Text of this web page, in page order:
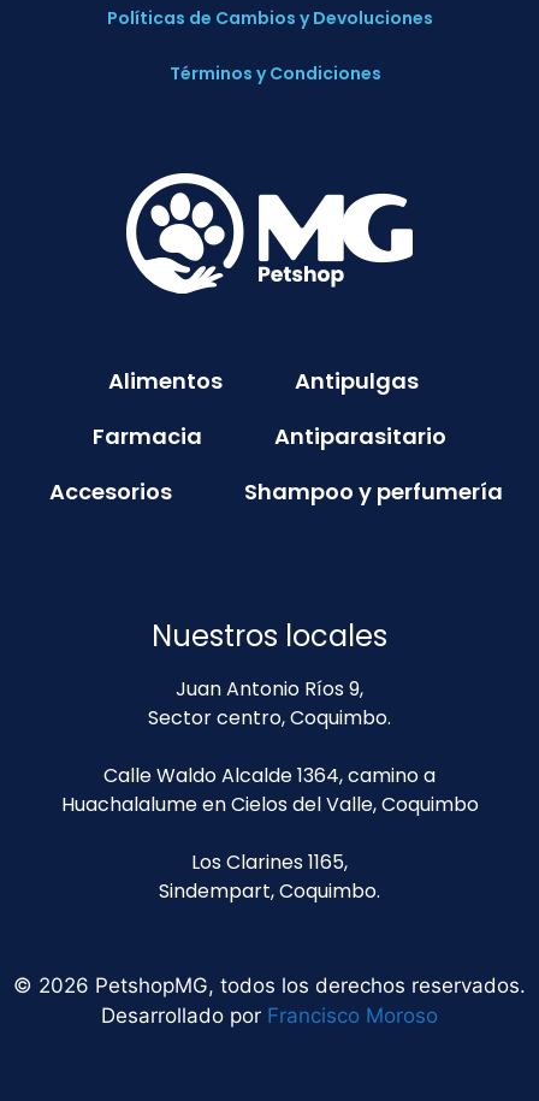
Políticas de Cambios y Devoluciones
Términos y Condiciones
Alimentos
Antipulgas
Farmacia
Antiparasitario
Accesorios
Shampoo y perfumería
Nuestros locales
Juan Antonio Ríos 9,
Sector centro, Coquimbo.
Calle Waldo Alcalde 1364, camino a
Huachalalume en Cielos del Valle, Coquimbo
Los Clarines 1165,
Sindempart, Coquimbo.
© 2026 PetshopMG, todos los derechos reservados.
Desarrollado por Francisco Moroso